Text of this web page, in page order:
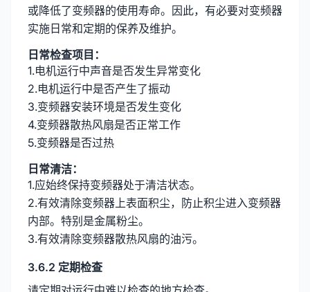
或降低了变频器的使用寿命。因此，有必要对变频器
实施日常和定期的保养及维护。
日常检查项目：
1.电机运行中声音是否发生异常变化
2.电机运行中是否产生了振动
3.变频器安装环境是否发生变化
4.变频器散热风扇是否正常工作
5.变频器是否过热
日常清洁：
1.应始终保持变频器处于清洁状态。
2.有效清除变频器上表面积尘，防止积尘进入变频器
内部。特别是金属粉尘。
3.有效清除变频器散热风扇的油污。
3.6.2 定期检查